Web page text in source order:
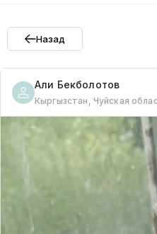
Назад
Али Бекболотов
Кыргызстан, Чуйская